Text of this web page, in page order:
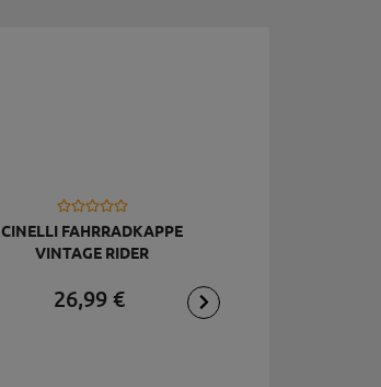
CINELLI FAHRRADKAPPE
VINTAGE RIDER
26,99€